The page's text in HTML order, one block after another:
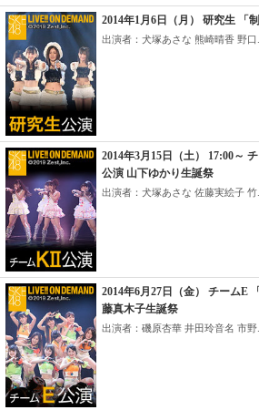
2014年1月6日（月） 研究生 「
出演者：犬塚あさな 熊崎晴香 野口...
2014年3月15日（土） 17:00～
公演 山下ゆかり生誕祭
出演者：犬塚あさな 佐藤実絵子 竹...
2014年6月27日（金） チームE
藤真木子生誕祭
出演者：磯原杏華 井田玲音名 市野...